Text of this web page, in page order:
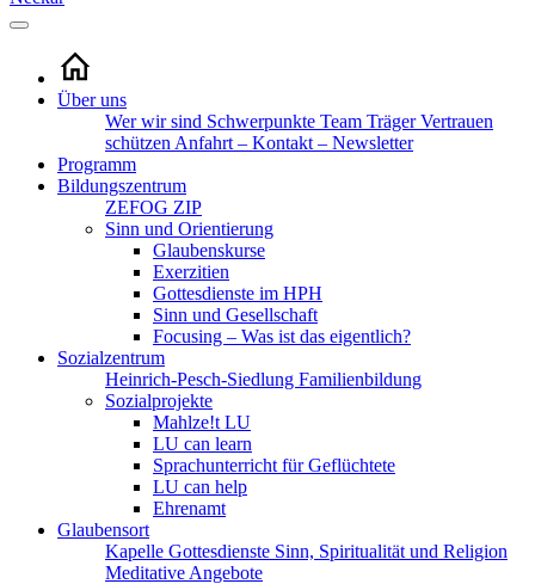
Über uns
Wer wir sind Schwerpunkte Team TrägerVertrauen
schützen Anfahrt – Kontakt – Newsletter
Programm
Bildungszentrum
ZEFOG ZIP
Sinn und Orientierung
Glaubenskurse
Exerzitien
Gottesdienste im HPH
Sinn und Gesellschaft
Focusing – Was ist das eigentlich?
Sozialzentrum
Heinrich-Pesch-Siedlung Familienbildung
Sozialprojekte
Mahlze!t LU
LU can learn
Sprachunterricht für Geflüchtete
LU can help
Ehrenamt
Glaubensort
Kapelle Gottesdienste Sinn, Spiritualität und Religion
Meditative Angebote